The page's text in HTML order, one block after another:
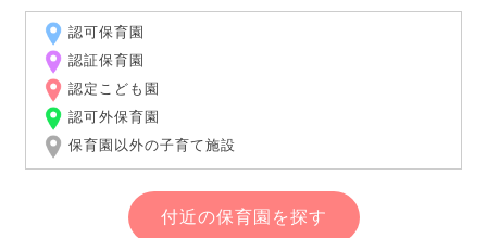
認可保育園
認証保育園
認定こども園
認可外保育園
保育園以外の子育て施設
付近の保育園を探す